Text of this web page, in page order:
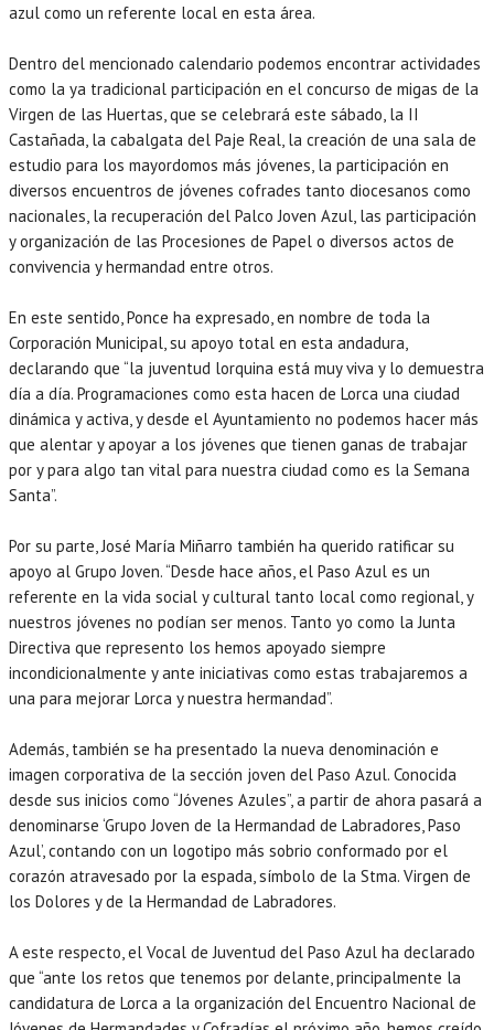
azul como un referente local en esta área.
Dentro del mencionado calendario podemos encontrar actividades
como la ya tradicional participación en el concurso de migas de la
Virgen de las Huertas, que se celebrará este sábado, la II
Castañada, la cabalgata del Paje Real, la creación de una sala de
estudio para los mayordomos más jóvenes, la participación en
diversos encuentros de jóvenes cofrades tanto diocesanos como
nacionales, la recuperación del Palco Joven Azul, las participación
y organización de las Procesiones de Papel o diversos actos de
convivencia y hermandad entre otros.
En este sentido, Ponce ha expresado, en nombre de toda la
Corporación Municipal, su apoyo total en esta andadura,
declarando que “la juventud lorquina está muy viva y lo demuestra
día a día. Programaciones como esta hacen de Lorca una ciudad
dinámica y activa, y desde el Ayuntamiento no podemos hacer más
que alentar y apoyar a los jóvenes que tienen ganas de trabajar
por y para algo tan vital para nuestra ciudad como es la Semana
Santa”.
Por su parte, José María Miñarro también ha querido ratificar su
apoyo al Grupo Joven. “Desde hace años, el Paso Azul es un
referente en la vida social y cultural tanto local como regional, y
nuestros jóvenes no podían ser menos. Tanto yo como la Junta
Directiva que represento los hemos apoyado siempre
incondicionalmente y ante iniciativas como estas trabajaremos a
una para mejorar Lorca y nuestra hermandad”.
Además, también se ha presentado la nueva denominación e
imagen corporativa de la sección joven del Paso Azul. Conocida
desde sus inicios como “Jóvenes Azules”, a partir de ahora pasará a
denominarse ‘Grupo Joven de la Hermandad de Labradores, Paso
Azul’, contando con un logotipo más sobrio conformado por el
corazón atravesado por la espada, símbolo de la Stma. Virgen de
los Dolores y de la Hermandad de Labradores.
A este respecto, el Vocal de Juventud del Paso Azul ha declarado
que “ante los retos que tenemos por delante, principalmente la
candidatura de Lorca a la organización del Encuentro Nacional de